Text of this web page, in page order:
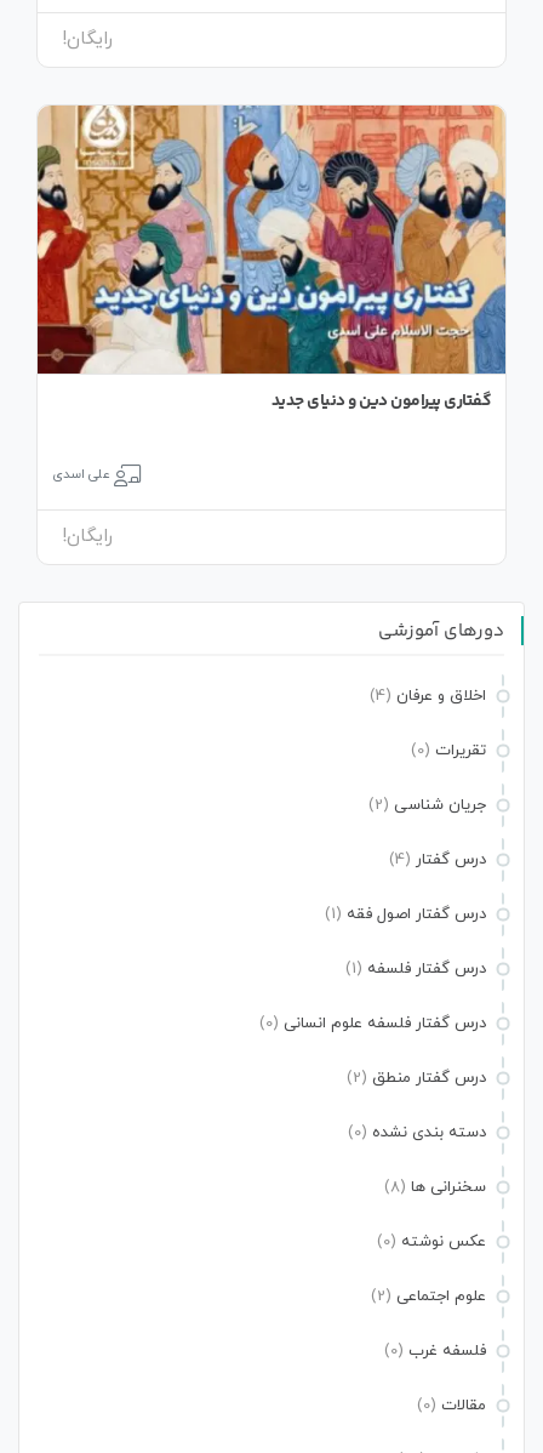
رایگان!
گفتاری پیرامون دین و دنیای جدید
علی اسدی
رایگان!
دورهای آموزشی
اخلاق و عرفان (4)
تقریرات (0)
جریان شناسی (2)
درس گفتار (4)
درس گفتار اصول فقه (1)
درس گفتار فلسفه (1)
درس گفتار فلسفه علوم انسانی (0)
درس گفتار منطق (2)
دسته بندی نشده (0)
سخنرانی ها (8)
عکس نوشته (0)
علوم اجتماعی (2)
فلسفه غرب (0)
مقالات (0)